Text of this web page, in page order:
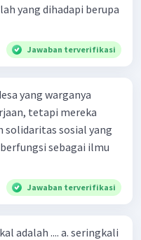
yang dihadapi berupa
Jawaban terverifikasi
yang warganya
tetapi mereka
solidaritas sosial yang
sebagai ilmu
Jawaban terverifikasi
adalah .... a. seringkali